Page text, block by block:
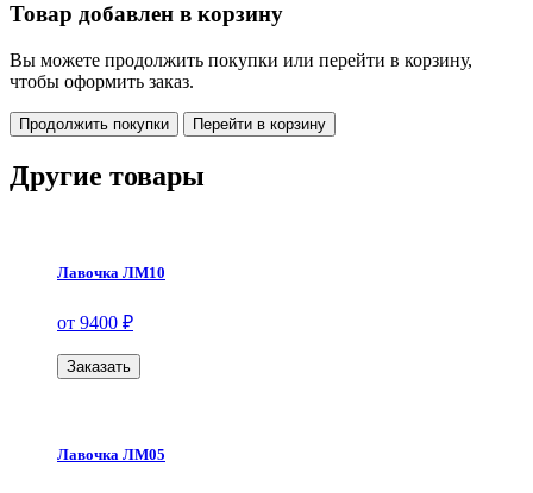
Товар добавлен в корзину
Вы можете продолжить покупки или перейти в корзину,
чтобы оформить заказ.
Продолжить покупки Перейти в корзину
Другие товары
Лавочка ЛМ10
от 9400 ₽
Заказать
Лавочка ЛМ05